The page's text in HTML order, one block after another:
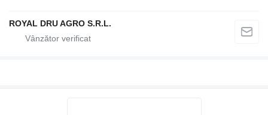
ROYAL DRU AGRO S.R.L.